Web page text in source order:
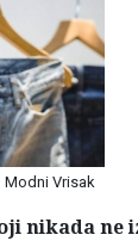
Modni Vrisak
nikada ne